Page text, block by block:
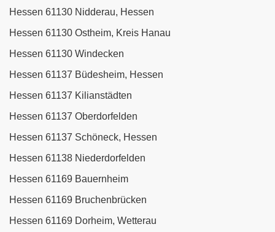
Hessen 61130 Nidderau, Hessen
Hessen 61130 Ostheim, Kreis Hanau
Hessen 61130 Windecken
Hessen 61137 Büdesheim, Hessen
Hessen 61137 Kilianstädten
Hessen 61137 Oberdorfelden
Hessen 61137 Schöneck, Hessen
Hessen 61138 Niederdorfelden
Hessen 61169 Bauernheim
Hessen 61169 Bruchenbrücken
Hessen 61169 Dorheim, Wetterau